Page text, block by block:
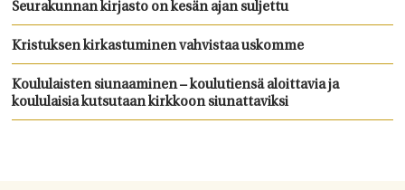
Seurakunnan kirjasto on kesän ajan suljettu
Kristuksen kirkastuminen vahvistaa uskomme
Koululaisten siunaaminen – koulutiensä aloittavia ja
koululaisia kutsutaan kirkkoon siunattaviksi